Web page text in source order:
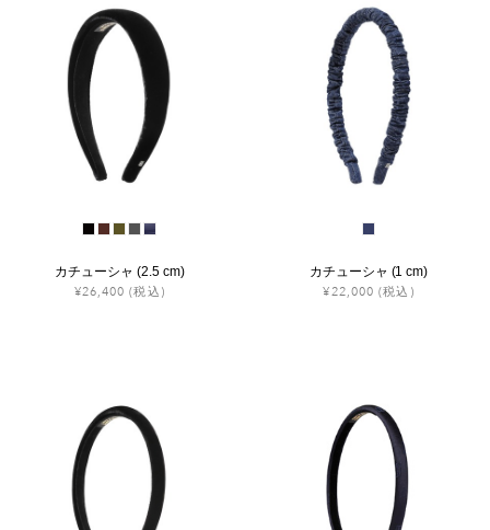
カチューシャ (2.5 cm)
¥26,400 (税込)
カチューシャ (1 cm)
¥22,000 (税込)